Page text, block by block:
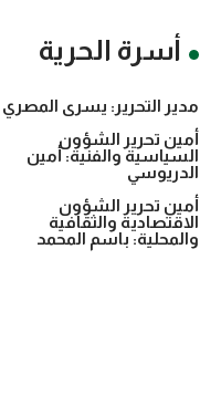
أسرة الحرية
مدير التحرير: يسرى المصري
أمين تحرير الشؤون
السياسية والفنية: أمين
الدريوسي
أمين تحرير الشؤون
الاقتصادية والثقافية
والمحلية: باسم المحمد